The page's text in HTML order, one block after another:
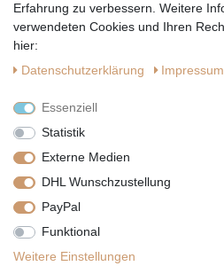
Vertrag widerrufen
Erfahrung zu verbessern. Weitere
verwendeten Cookies und Ihren
hier:
Daten­schutz­erklärung
Impressum
Essenziell
Statistik
Externe Medien
DHL Wunschzustellung
PayPal
Funktional
Weitere Einstellungen